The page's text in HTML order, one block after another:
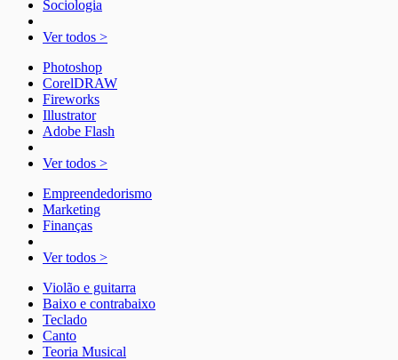
Sociologia
Ver todos >
Photoshop
CorelDRAW
Fireworks
Illustrator
Adobe Flash
Ver todos >
Empreendedorismo
Marketing
Finanças
Ver todos >
Violão e guitarra
Baixo e contrabaixo
Teclado
Canto
Teoria Musical